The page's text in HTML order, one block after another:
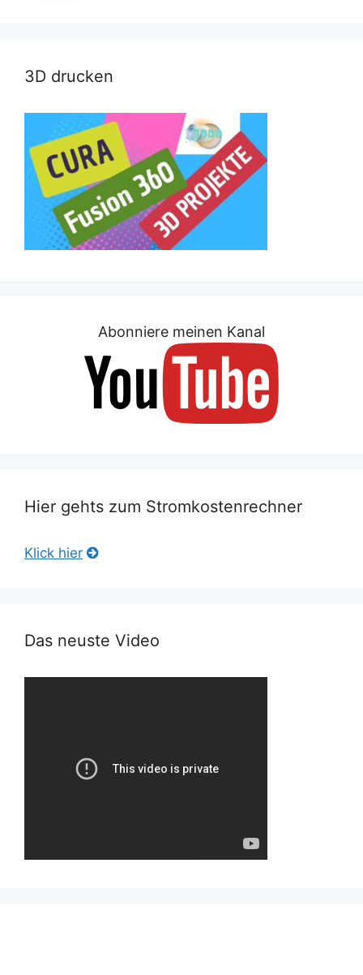
3D drucken
Abonniere meinen Kanal
Hier gehts zum Stromkostenrechner
Klick hier
Das neuste Video